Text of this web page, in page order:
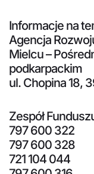
Informacje na
Agencja
Mielcu –
podkarpackim
ul. Chopina 18,
Zespół
797 600 322
797 600 328
721 104 044